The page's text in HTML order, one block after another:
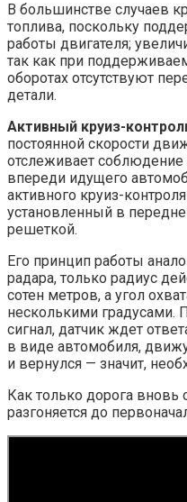
В большинстве случаев
топлива, поскольку
работы двигателя;
так как при
оборотах отсутствуют
детали.
Активный круиз-
постоянной скорости
отслеживает соблюдение
впереди идущего
активного круиз-
установленный в
решеткой.
Его принцип работы
радара, только радиус
сотен метров, а угол
несколькими градусами.
сигнал, датчик ждет
в виде автомобиля,
и вернулся — значит,
Как только дорога
разгоняется до